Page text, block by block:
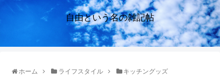
自由という名の雑記帖
ホーム ライフスタイル キッチングッズ